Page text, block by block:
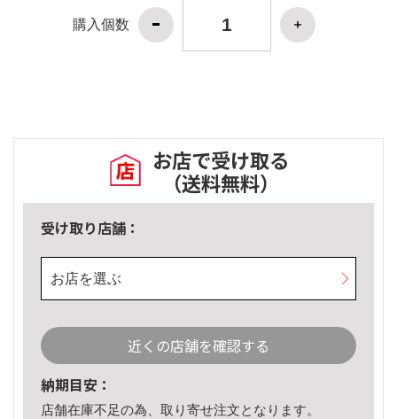
購入個数
お店で受け取る
（送料無料）
受け取り店舗：
お店を選ぶ
近くの店舗を確認する
納期目安：
店舗在庫不足の為、取り寄せ注文となります。